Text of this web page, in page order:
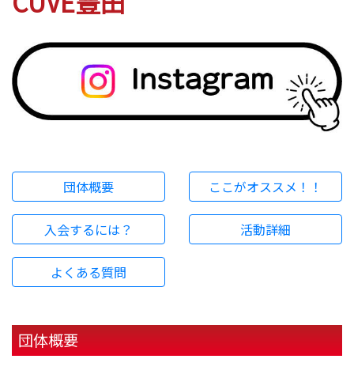
団体概要 ここがオススメ！！
入会するには？ 活動詳細
よくある質問
団体概要